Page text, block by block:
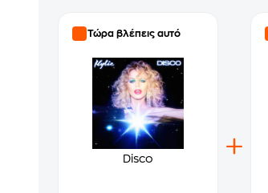
Τώρα βλέπεις αυτό
Disco